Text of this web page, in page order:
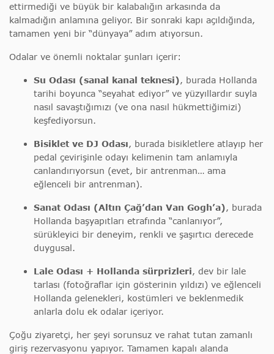
ettirmediği ve büyük bir kalabalığın arkasında da
kalmadığın anlamına geliyor. Bir sonraki kapı açıldığında,
tamamen yeni bir “dünyaya” adım atıyorsun.
Odalar ve önemli noktalar şunları içerir:
Su Odası (sanal kanal teknesi), burada Hollanda
tarihi boyunca “seyahat ediyor” ve yüzyıllardır suyla
nasıl savaştığımızı (ve ona nasıl hükmettiğimizi)
keşfediyorsun.
Bisiklet ve DJ Odası, burada bisikletlere atlayıp her
pedal çevirişinle odayı kelimenin tam anlamıyla
canlandırıyorsun (evet, bir antrenman… ama
eğlenceli bir antrenman).
Sanat Odası (Altın Çağ’dan Van Gogh’a), burada
Hollanda başyapıtları etrafında “canlanıyor”,
sürükleyici bir deneyim, renkli ve şaşırtıcı derecede
duygusal.
Lale Odası + Hollanda sürprizleri, dev bir lale
tarlası (fotoğraflar için gösterinin yıldızı) ve eğlenceli
Hollanda gelenekleri, kostümleri ve beklenmedik
anlarla dolu ek odalar içeriyor.
Çoğu ziyaretçi, her şeyi sorunsuz ve rahat tutan zamanlı
giriş rezervasyonu yapıyor. Tamamen kapalı alanda